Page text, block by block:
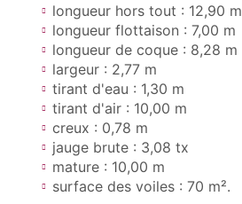
longueur hors tout : 12,90 m
longueur flottaison : 7,00 m
longueur de coque : 8,28 m
largeur : 2,77 m
tirant d'eau : 1,30 m
tirant d'air : 10,00 m
creux : 0,78 m
jauge brute : 3,08 tx
mature : 10,00 m
surface des voiles : 70 m².